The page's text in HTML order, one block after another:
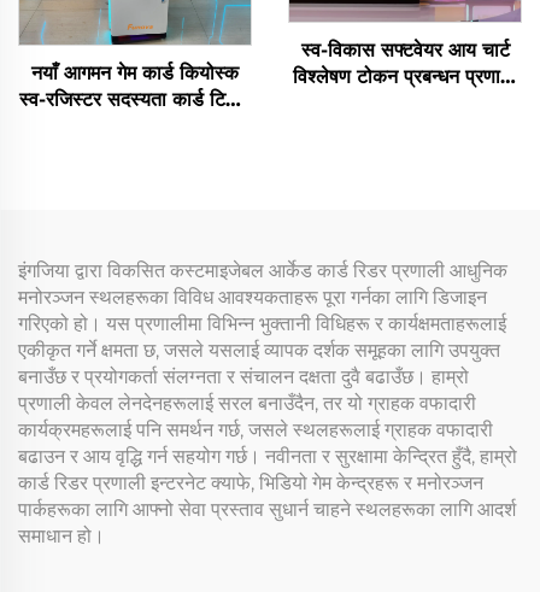
नयाँ आगमन गेम कार्ड कियोस्क
स्व-रजिस्टर सदस्यता कार्ड टिकट
स्व-विकास सफ्टवेयर आय चार्ट
विश्लेषण टोकन प्रबन्धन प्रणाली
इंगजिया द्वारा विकसित कस्टमाइजेबल आर्केड कार्ड रिडर प्रणाली आधुनिक
मनोरञ्जन स्थलहरूका विविध आवश्यकताहरू पूरा गर्नका लागि डिजाइन
गरिएको हो। यस प्रणालीमा विभिन्न भुक्तानी विधिहरू र कार्यक्षमताहरूलाई
एकीकृत गर्ने क्षमता छ, जसले यसलाई व्यापक दर्शक समूहका लागि उपयुक्त
बनाउँछ र प्रयोगकर्ता संलग्नता र संचालन दक्षता दुवै बढाउँछ। हाम्रो
प्रणाली केवल लेनदेनहरूलाई सरल बनाउँदैन, तर यो ग्राहक वफादारी
कार्यक्रमहरूलाई पनि समर्थन गर्छ, जसले स्थलहरूलाई ग्राहक वफादारी
बढाउन र आय वृद्धि गर्न सहयोग गर्छ। नवीनता र सुरक्षामा केन्द्रित हुँदै, हाम्रो
कार्ड रिडर प्रणाली इन्टरनेट क्याफे, भिडियो गेम केन्द्रहरू र मनोरञ्जन
पार्कहरूका लागि आफ्नो सेवा प्रस्ताव सुधार्न चाहने स्थलहरूका लागि आदर्श
समाधान हो।